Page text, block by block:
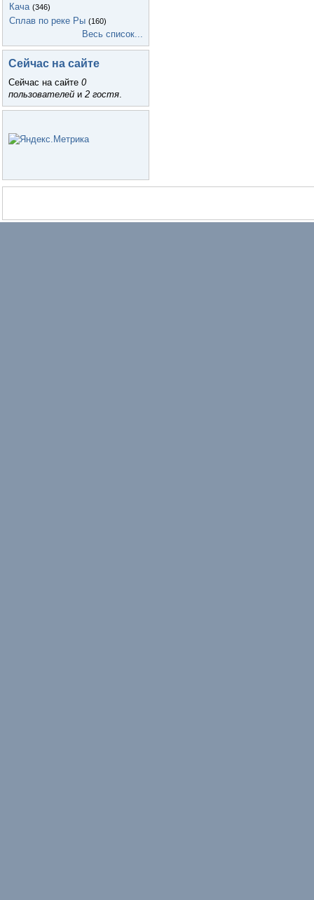
Кача (346)
Сплав по реке Ры (160)
Весь список...
Сейчас на сайте
Сейчас на сайте 0
пользователей и 2 гостя.